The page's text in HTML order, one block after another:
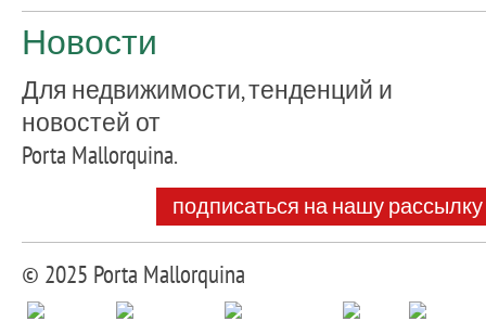
Новости
Для недвижимости, тенденций и
новостей от
Porta Mallorquina.
подписаться на нашу рассылку
© 2025 Porta Mallorquina